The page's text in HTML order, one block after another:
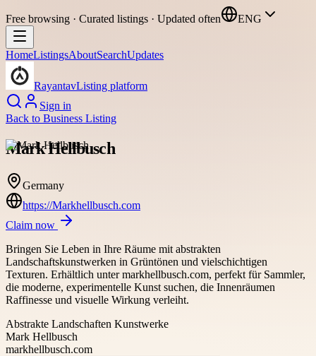
Free browsing · Curated listings · Updated often ENG
HomeListingsAboutSearchUpdates
RayantavListing platform
Sign in
Back to Business Listing
Mark Hellbusch
Germany
https://Markhellbusch.com
Claim now
Bringen Sie Leben in Ihre Räume mit abstrakten
Landschaftskunstwerken in Grüntönen und vielschichtigen
Texturen. Erhältlich unter markhellbusch.com, perfekt für Sammler,
die moderne, experimentelle Kunst suchen, die Innenräumen
Raffinesse und visuelle Wirkung verleiht.
Abstrakte Landschaften Kunstwerke
Mark Hellbusch
markhellbusch.com